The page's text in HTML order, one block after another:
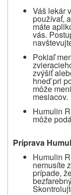
Váš lekár
používať,
máte
vás.
Pokiaľ
zvýšiť
hneď pri
môže
mesiacov.
Humulin
môže
Príprava
Humulin
nemusíte
prípade,